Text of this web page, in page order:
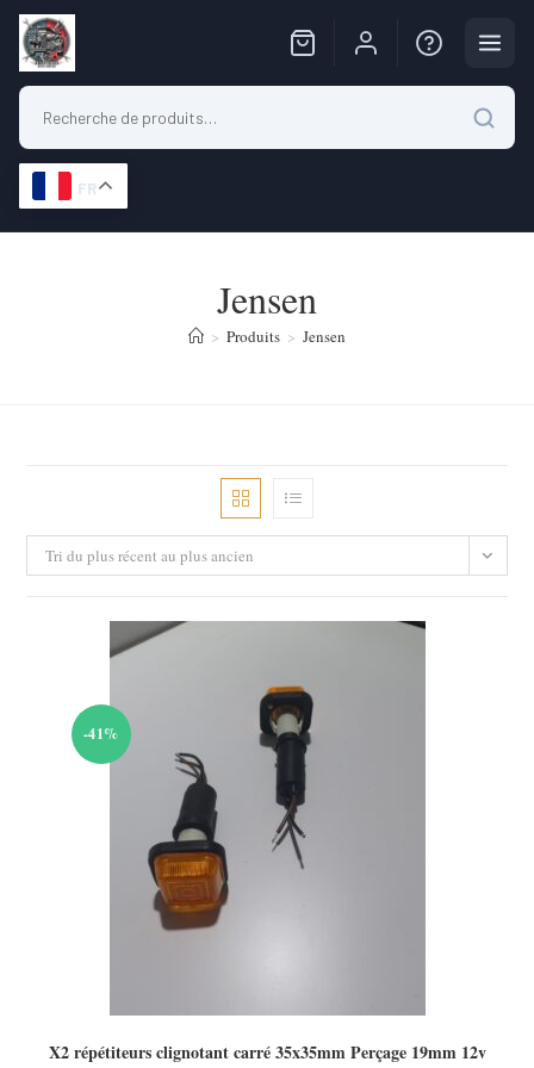
FR
Jensen
> Produits > Jensen
Tri du plus récent au plus ancien
-41%
X2 répétiteurs clignotant carré 35x35mm Perçage 19mm 12v